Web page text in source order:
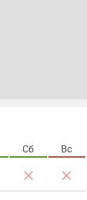
Сб
×
Вс
×